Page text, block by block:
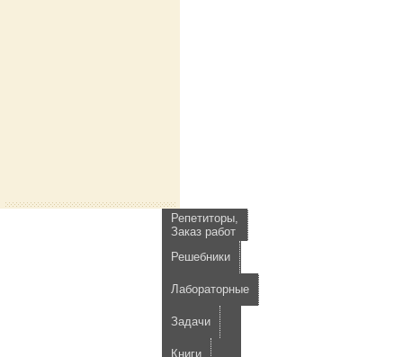
Репетиторы,
Заказ работ
Решебники
Лабораторные
Задачи
Книги